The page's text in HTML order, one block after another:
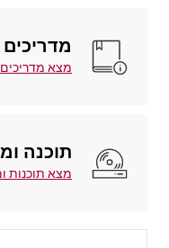
מצא
תוכנה
מצא תוכנות